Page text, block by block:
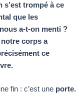
trompé à ce
que les
a-t-on menti ?
corps a
ce
fin : c’est une porte.